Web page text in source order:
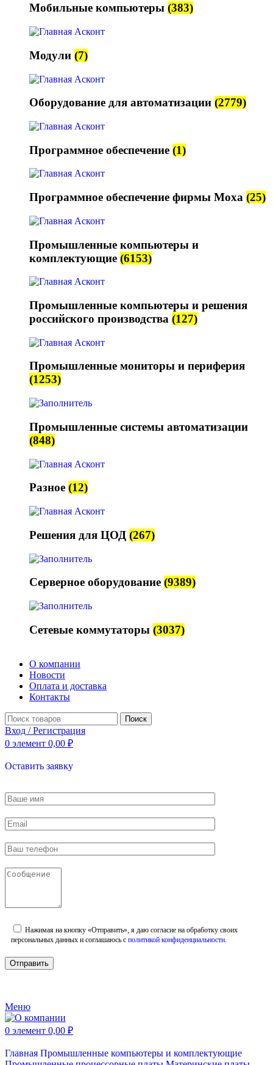
Мобильные компьютеры (383)
Модули (7)
Оборудование для автоматизации (2779)
Программное обеспечение (1)
Программное обеспечение фирмы Moxa (25)
Промышленные компьютеры и
комплектующие (6153)
Промышленные компьютеры и решения
российского производства (127)
Промышленные мониторы и периферия
(1253)
Промышленные системы автоматизации
(848)
Разное (12)
Решения для ЦОД (267)
Серверное оборудование (9389)
Сетевые коммутаторы (3037)
О компании
Новости
Оплата и доставка
Контакты
Поиск
Вход / Регистрация
0 элемент 0,00 ₽
Оставить заявку
Нажимая на кнопку «Отправить», я даю согласие на обработку своих
персональных данных и соглашаюсь с политикой конфиденциальности.
Меню
0 элемент 0,00 ₽
Главная Промышленные компьютеры и комплектующие